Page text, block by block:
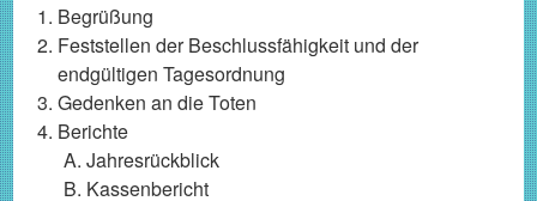
Begrüßung
Feststellen der Beschlussfähigkeit und der
endgültigen Tagesordnung
Gedenken an die Toten
Berichte
Jahresrückblick
Kassenbericht